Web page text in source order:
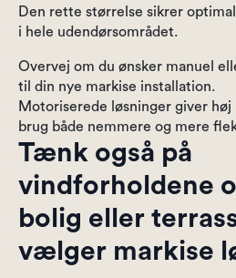
Den rette størrelse sikrer
i hele udendørsområdet.
Overvej om du ønsker manuel
til din nye markise installation.
Motoriserede løsninger giver
brug både nemmere og mere
Tænk også på
vindforholdene
bolig eller
vælger markise